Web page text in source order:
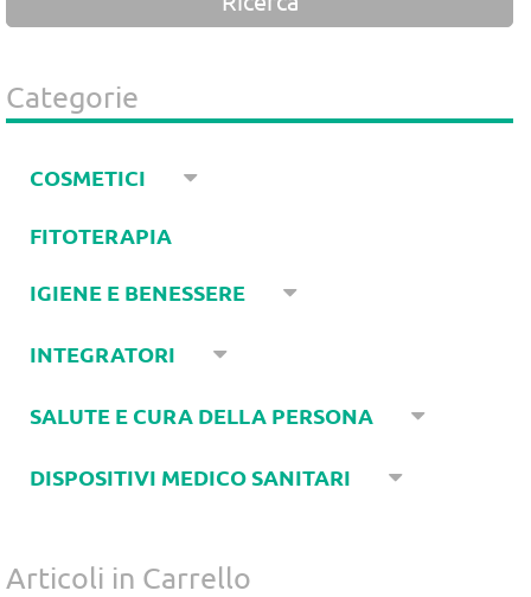
Categorie
COSMETICI
FITOTERAPIA
IGIENE E BENESSERE
INTEGRATORI
SALUTE E CURA DELLA PERSONA
DISPOSITIVI MEDICO SANITARI
Articoli in Carrello